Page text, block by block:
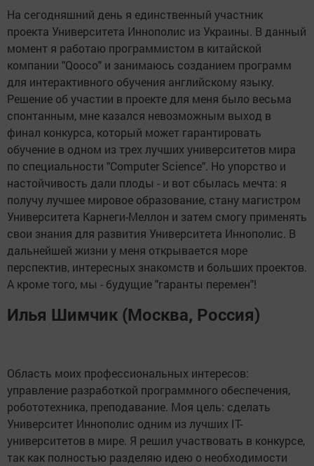
На сегодняшний день я единственный участник
проекта Университета Иннополис из Украины. В данный
момент я работаю программистом в китайской
компании "Qooco" и занимаюсь созданием программ
для интерактивного обучения английскому языку.
Решение об участии в проекте для меня было весьма
спонтанным, мне казался невозможным выход в
финал конкурса, который может гарантировать
обучение в одном из трех лучших университетов мира
по специальности "Computer Science". Но упорство и
настойчивость дали плоды - и вот сбылась мечта: я
получу лучшее мировое образование, стану магистром
Университета Карнеги-Меллон и затем смогу применять
свои знания для развития Университета Иннополис. В
дальнейшей жизни у меня открывается море
перспектив, интересных знакомств и больших проектов.
А кроме того, мы - будущие "гаранты перемен"!
Илья Шимчик (Москва, Россия)
Область моих профессиональных интересов:
управление разработкой программного обеспечения,
робототехника, преподавание. Моя цель: сделать
Университет Иннополис одним из лучших IT-
университетов в мире. Я решил участвовать в конкурсе,
так как полностью разделяю идею о необходимости